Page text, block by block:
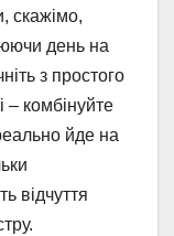
скажімо,
день на
з простого
– комбінуйте
йде на
відчуття